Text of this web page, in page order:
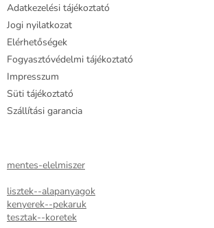
Adatkezelési tájékoztató
Jogi nyilatkozat
Elérhetőségek
Fogyasztóvédelmi tájékoztató
Impresszum
Süti tájékoztató
Szállítási garancia
mentes-elelmiszer
lisztek--alapanyagok
kenyerek--pekaruk
tesztak--koretek